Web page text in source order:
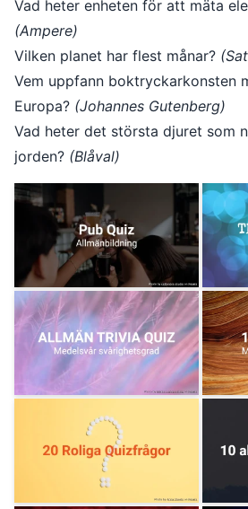
Vad heter enheten för att mäta
(Ampere)
Vilken planet har flest månar?
Vem uppfann boktryckarkonsten
Europa? (Johannes Gutenberg)
Vad heter det största djuret som
jorden? (Blåval)